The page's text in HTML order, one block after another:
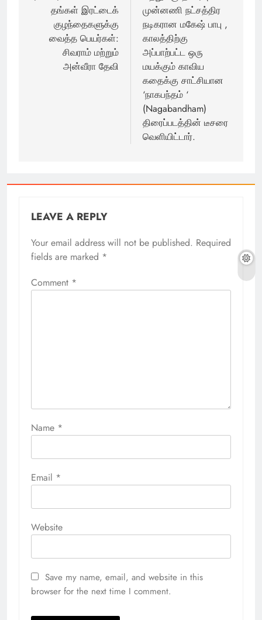
தங்கள் இரட்டைக்
குழந்தைகளுக்கு
வைத்த பெயர்கள்:
சிவராம் மற்றும்
அன்வீரா தேவி
முன்னணி நட்சத்திர
நடிகரான மகேஷ் பாபு ,
காலத்திற்கு
அப்பாற்பட்ட ஒரு
மயக்கும் காவிய
கதைக்கு சாட்சியான
‘நாகபந்தம் ‘
(Nagabandham)
திரைப்படத்தின் டீசரை
வெளியிட்டார்.
LEAVE A REPLY
Your email address will not be published. Required
fields are marked *
Comment *
Name *
Email *
Website
Save my name, email, and website in this
browser for the next time I comment.